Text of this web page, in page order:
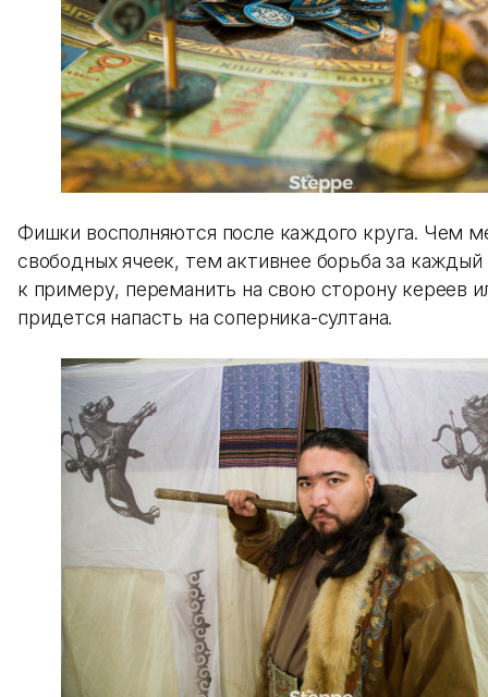
Фишки восполняются после каждого круга. Чем
свободных ячеек, тем активнее борьба за каждый
к примеру, переманить на свою сторону кереев
придется напасть на соперника-султана.